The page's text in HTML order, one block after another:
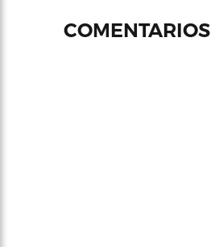
COMENTARIOS